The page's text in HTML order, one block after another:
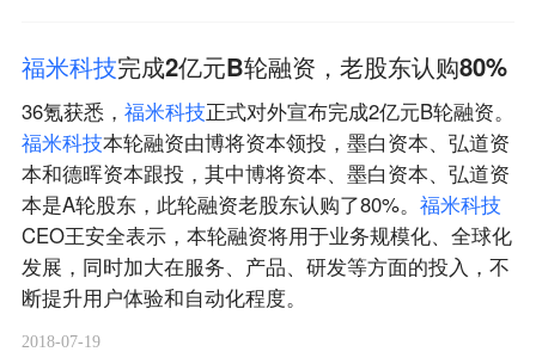
福米科技完成2亿元B轮融资，老股东认购80%
36氪获悉， 福米科技正式对外宣布完成2亿元B轮融资。
福米科技本轮融资由博将资本领投，墨白资本、弘道资
本和德晖资本跟投，其中博将资本、墨白资本、弘道资
本是A轮股东，此轮融资老股东认购了80%。 福米科技
CEO王安全表示，本轮融资将用于业务规模化、全球化
发展，同时加大在服务、产品、研发等方面的投入，不
断提升用户体验和自动化程度。
2018-07-19